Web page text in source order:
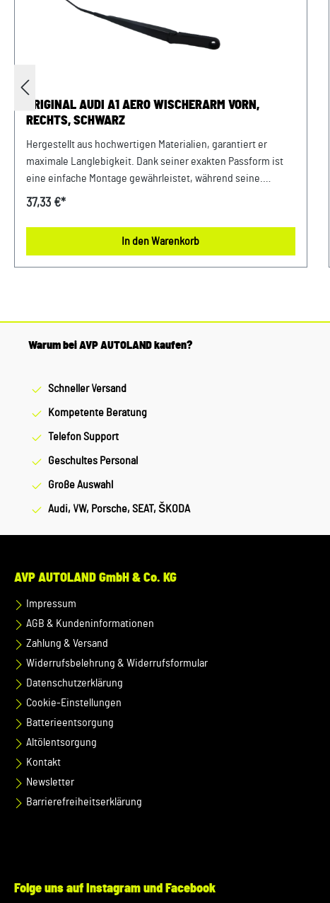
ORIGINAL AUDI A1 AERO WISCHERARM VORN,
RECHTS, SCHWARZ
Hergestellt aus hochwertigen Materialien, garantiert er
maximale Langlebigkeit. Dank seiner exakten Passform ist
eine einfache Montage gewährleistet, während seine.
Verlassen Sie sich auf gewohnte Originalteile Qualität und
Ersatzteilehochwertige Originalteile Qualität Verwendung:
passend bei Audi A1 Bj. 2011 bis 2018 Unser Service für Sie:
passt.
37,33 €*
In den Warenkorb
Warum bei AVP AUTOLAND kaufen?
Schneller Versand
Kompetente Beratung
Telefon Support
Geschultes Personal
Große Auswahl
Audi, VW, Porsche, SEAT, ŠKODA
AVP AUTOLAND GmbH & Co. KG
Impressum
AGB & Kundeninformationen
Zahlung & Versand
Widerrufsbelehrung & Widerrufsformular
Datenschutzerklärung
Cookie-Einstellungen
Batterieentsorgung
Altölentsorgung
Kontakt
Newsletter
Barrierefreiheitserklärung
Folge uns auf Instagram und Facebook